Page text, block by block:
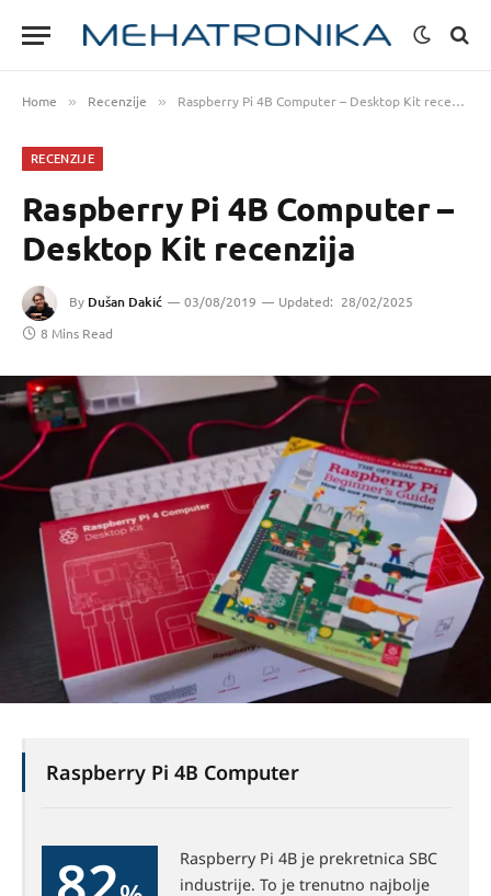
Home » Recenzije » Raspberry Pi 4B Computer – Desktop Kit recenzija
RECENZIJE
Raspberry Pi 4B Computer –
Desktop Kit recenzija
By Dušan Dakić 03/08/2019 Updated: 28/02/2025
8 Mins Read
Raspberry Pi 4B Computer
Raspberry Pi 4B je prekretnica SBC
industrije. To je trenutno najbolje